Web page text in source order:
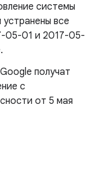
системы
все
05-01 и 2017-05-
получат
с
от 5 мая